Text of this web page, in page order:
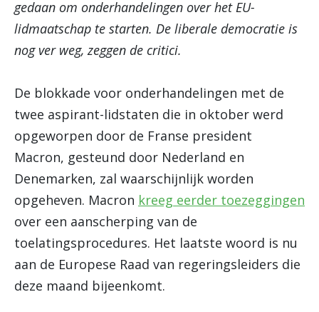
gedaan om onderhandelingen over het EU-
lidmaatschap te starten. De liberale democratie is
nog ver weg, zeggen de critici.
De blokkade voor onderhandelingen met de
twee aspirant-lidstaten die in oktober werd
opgeworpen door de Franse president
Macron, gesteund door Nederland en
Denemarken, zal waarschijnlijk worden
opgeheven. Macron kreeg eerder toezeggingen
over een aanscherping van de
toelatingsprocedures. Het laatste woord is nu
aan de Europese Raad van regeringsleiders die
deze maand bijeenkomt.